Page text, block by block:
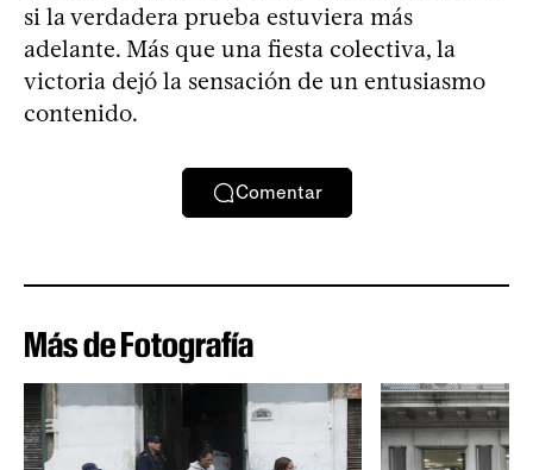
si la verdadera prueba estuviera más
adelante. Más que una fiesta colectiva, la
victoria dejó la sensación de un entusiasmo
contenido.
Comentar
Más de Fotografía